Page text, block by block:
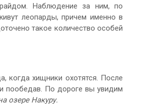
Наблюдение за ним, по
леопарды, причем именно в
такое количество особей
когда хищники охотятся. После
пообедав. По дороге вы увидим
озере Накуру.